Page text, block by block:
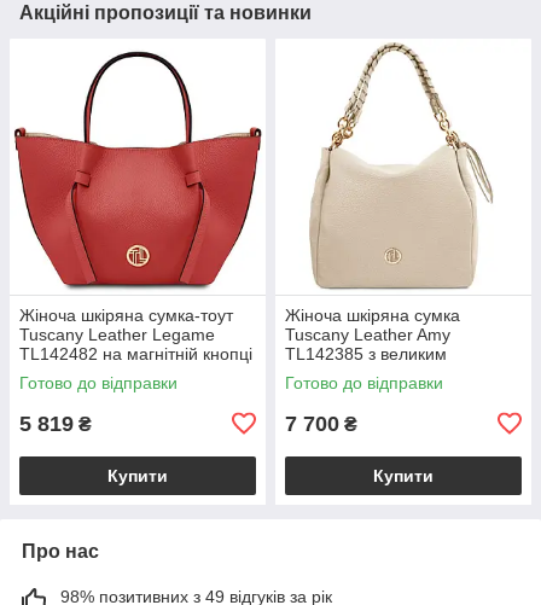
Акційні пропозиції та новинки
Жіноча шкіряна сумка-тоут
Tuscany Leather Legame
TL142482 на магнітній кнопці
з плечовим ременем,
коралова BS2482_1_105
Готово до відправки
5 819 ₴
Купити
Жіноча шкіряна сумка
Tuscany Leather Amy
TL142385 з великим
відділенням і плечовим
ременем, бежева
Готово до відправки
7 700 ₴
Купити
Про нас
98% позитивних з 49 відгуків за рік